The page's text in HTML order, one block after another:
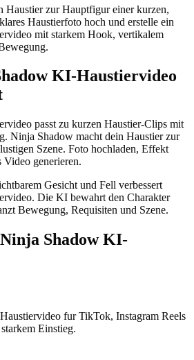
Haustier zur Hauptfigur einer kurzen,
Haustierfoto hoch und erstelle ein
mit starkem Hook, vertikalem
KI-Haustiervideo
passt zu kurzen Haustier-Clips mit
Ninja Shadow macht dein Haustier zur
Szene. Foto hochladen, Effekt
generieren.
Gesicht und Fell verbessert
Die KI bewahrt den Charakter
Bewegung, Requisiten und Szene.
Shadow KI-
fur TikTok, Instagram Reels
Einstieg.